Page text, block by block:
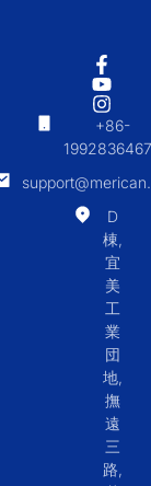
+86-
D
棟,
宜
美
工
業
団
地,
撫
遠
三
路,